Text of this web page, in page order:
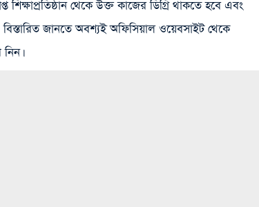
শিক্ষাপ্রতিষ্ঠান থেকে উক্ত কাজের ডিগ্রি থাকতে হবে এবং
জানতে অবশ্যই অফিসিয়াল ওয়েবসাইট থেকে